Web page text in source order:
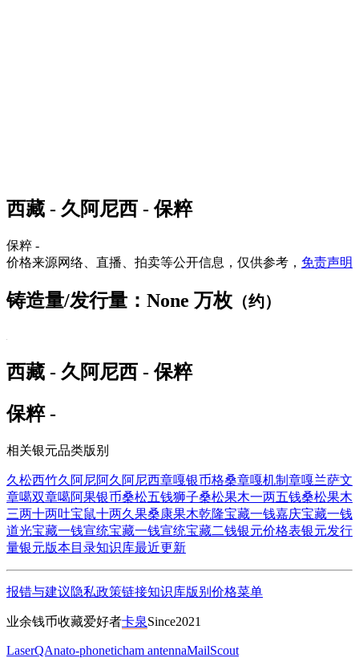
西藏 - 久阿尼西 - 保粹
保粹 -
价格来源网络、直播、拍卖等公开信息，仅供参考， 免责声明
铸造量/发行量：None 万枚 （约）
西藏 - 久阿尼西 - 保粹
保粹 -
相关银元品类版别
久松西竹久阿尼阿久阿尼西章嘎银币格桑章嘎机制章嘎兰萨文
章噶双章噶阿果银币桑松五钱狮子桑松果木一两五钱桑松果木
三两十两吐宝鼠十两久果桑康果木乾隆宝藏一钱嘉庆宝藏一钱
道光宝藏一钱宣统宝藏一钱宣统宝藏二钱银元价格表银元发行
量银元版本目录知识库最近更新
报错与建议隐私政策链接知识库版别 价格菜单
业余钱币收藏爱好者卡泉Since2021
LaserQAnato-phoneticham antennaMailScout